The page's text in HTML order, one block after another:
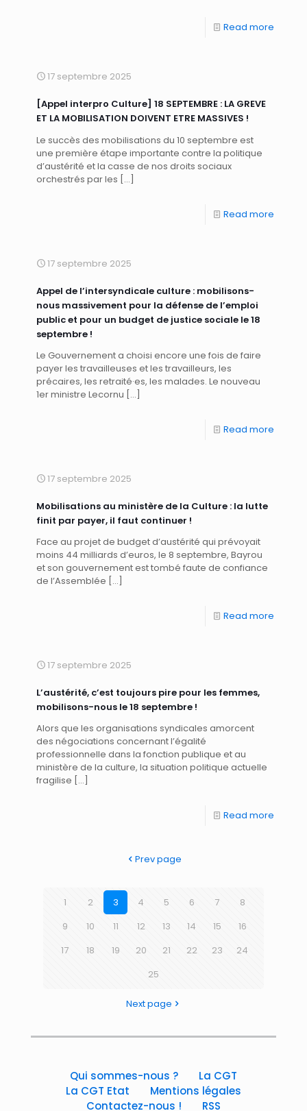
Read more
17 septembre 2025
[Appel interpro Culture] 18 SEPTEMBRE : LA GREVE
ET LA MOBILISATION DOIVENT ETRE MASSIVES !
Le succès des mobilisations du 10 septembre est
une première étape importante contre la politique
d’austérité et la casse de nos droits sociaux
orchestrés par les […]
Read more
17 septembre 2025
Appel de l’intersyndicale culture : mobilisons-
nous massivement pour la défense de l’emploi
public et pour un budget de justice sociale le 18
septembre !
Le Gouvernement a choisi encore une fois de faire
payer les travailleuses et les travailleurs, les
précaires, les retraité·es, les malades. Le nouveau
1er ministre Lecornu […]
Read more
17 septembre 2025
Mobilisations au ministère de la Culture : la lutte
finit par payer, il faut continuer !
Face au projet de budget d’austérité qui prévoyait
moins 44 milliards d’euros, le 8 septembre, Bayrou
et son gouvernement est tombé faute de confiance
de l’Assemblée […]
Read more
17 septembre 2025
L’austérité, c’est toujours pire pour les femmes,
mobilisons-nous le 18 septembre !
Alors que les organisations syndicales amorcent
des négociations concernant l’égalité
professionnelle dans la fonction publique et au
ministère de la culture, la situation politique actuelle
fragilise […]
Read more
Prev page
1 2 3 4 5 6 7
8
9
10 11 12 13 14 15
16
17
18 19 20 21 22 23
24
25
Next page
Qui sommes-nous ?
La CGT
La CGT Etat
Mentions légales
Contactez-nous !
RSS